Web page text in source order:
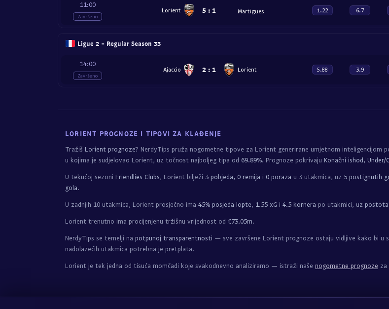
11:00
Završeno
Lorient 5 : 1 Martigues 1.22 6.7
Ligue 2 - Regular Season 33
14:00
Završeno
Ajaccio 2 : 1 Lorient 5.88 3.9
LORIENT PROGNOZE I TIPOVI ZA KLAĐENJE
Tražiš Lorient prognoze? NerdyTips pruža nogometne tipove za Lorient generirane umjetnom inteligencijom
u kojima je sudjelovao Lorient, uz točnost najboljeg tipa od 69.89%. Prognoze pokrivaju Konačni ishod,
U tekućoj sezoni Friendlies Clubs, Lorient bilježi 3 pobjeda, 0 remija i 0 poraza u 3 utakmica, uz 5 postignutih
gola.
U zadnjih 10 utakmica, Lorient prosječno ima 45% posjeda lopte, 1.55 xG i 4.5 kornera po utakmici, uz
Lorient trenutno ima procijenjenu tržišnu vrijednost od €73.05m.
NerdyTips se temelji na potpunoj transparentnosti — sve završene Lorient prognoze ostaju vidljive kako bi u
nadolazećih utakmica potrebna je pretplata.
Lorient je tek jedna od tisuća momčadi koje svakodnevno analiziramo — istraži naše nogometne prognoze za